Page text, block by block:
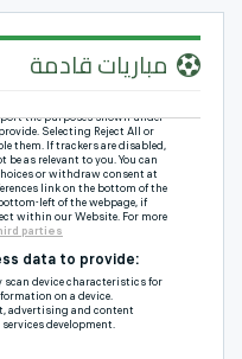
مباريات قادمة